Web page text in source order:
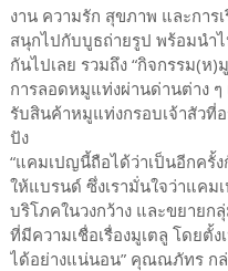
งาน ความรัก สุขภาพ และการ
สนุกไปกับบูธถ่ายรูป พร้อมนำ
กันไปเลย รวมถึง “กิจกรรม(ห
การลอดหมูแท่งผ่านด่านต่าง
รับสินค้าหมูแท่งกรอบเจ้าสัวที่
ปัง
“แคมเปญนี้ถือได้ว่าเป็นอีกครั้
ให้แบรนด์ ซึ่งเรามั่นใจว่าแคม
บริโภคในวงกว้าง และขยายก
ที่มีความเชื่อเรื่องมูเตลู โดยตั้
ได้อย่างแน่นอน” คุณณภัทร กล่